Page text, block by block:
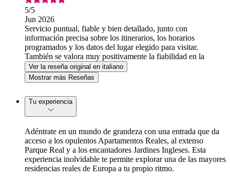
5/5
Jun 2026
Servicio puntual, fiable y bien detallado, junto con
información precisa sobre los itinerarios, los horarios
programados y los datos del lugar elegido para visitar.
También se valora muy positivamente la fiabilidad en la
compra de billetes por Internet.
Ver la reseña original en italiano
Mostrar más Reseñas
Tu experiencia
Adéntrate en un mundo de grandeza con una entrada que da
acceso a los opulentos Apartamentos Reales, al extenso
Parque Real y a los encantadores Jardines Ingleses. Esta
experiencia inolvidable te permite explorar una de las mayores
residencias reales de Europa a tu propio ritmo.